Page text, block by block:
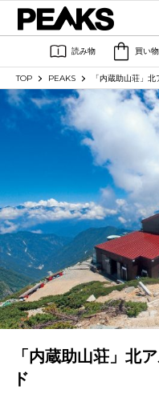
読み物 買い物
TOP PEAKS 「内蔵助山荘」
「内蔵助山荘」北
ド